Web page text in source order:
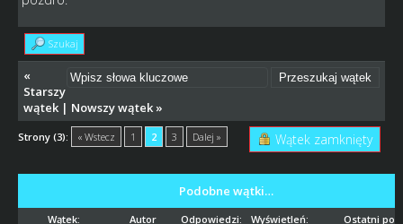
Szukaj
«
Starszy
wątek| Nowszy wątek»
Strony (3): « Wstecz 1 2 3 Dalej » Wątek zamknięty
Podobne wątki…
Wątek: Autor Odpowiedzi: Wyświetleń: Ostatni